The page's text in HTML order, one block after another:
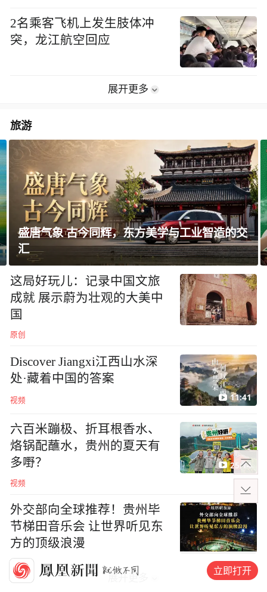
2名乘客飞机上发生肢体冲
突，龙江航空回应
展开更多
旅游
工业智造的交
这局好玩儿·贵州好嘢
这局好玩儿：记录中国文旅
成就 展示蔚为壮观的大美中
国
原创
Discover Jiangxi江西山水深
处·藏着中国的答案
视频 11:41
六百米蹦极、折耳根香水、
烙锅配蘸水，贵州的夏天有
多嘢？
视频
25:14
外交部向全球推荐！贵州毕
节梯田音乐会 让世界听见东
方的顶级浪漫
展开更多
立即打开